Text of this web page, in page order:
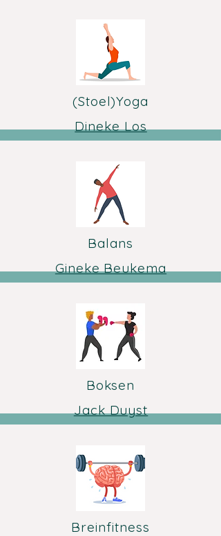
(Stoel)Yoga
Dineke Los
Balans
Gineke Beukema
Boksen
Jack Duyst
Breinfitness